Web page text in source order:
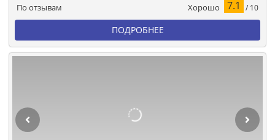
По отзывам Хорошо 7.1 / 10
ПОДРОБНЕЕ